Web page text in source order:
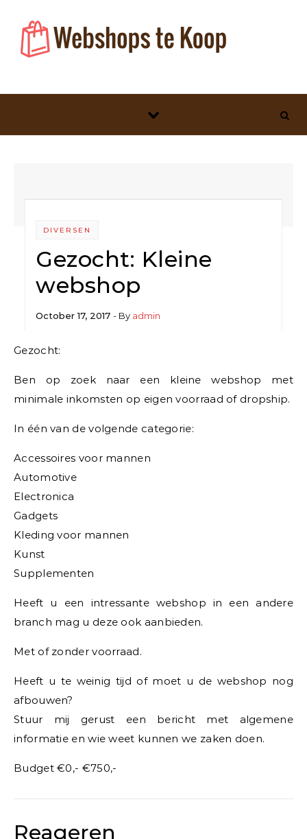
DIVERSEN
Gezocht: Kleine
webshop
October 17, 2017 - By admin
Gezocht:
Ben op zoek naar een kleine webshop met
minimale inkomsten op eigen voorraad of dropship.
In één van de volgende categorie:
Accessoires voor mannen
Automotive
Electronica
Gadgets
Kleding voor mannen
Kunst
Supplementen
Heeft u een intressante webshop in een andere
branch mag u deze ook aanbieden.
Met of zonder voorraad.
Heeft u te weinig tijd of moet u de webshop nog
afbouwen?
Stuur mij gerust een bericht met algemene
informatie en wie weet kunnen we zaken doen.
Budget €0,- €750,-
Reageren